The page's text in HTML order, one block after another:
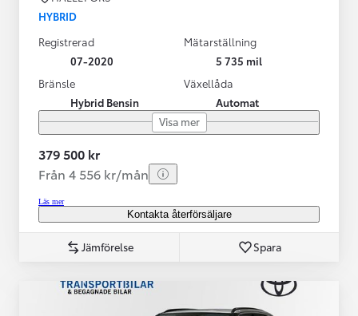
HYBRID
Registrerad
07-2020
Mätarställning
5 735 mil
Bränsle
Hybrid Bensin
Växellåda
Automat
Visa mer
379 500 kr
Från 4 556 kr/mån
Läs mer
Kontakta återförsäljare
Jämförelse Spara